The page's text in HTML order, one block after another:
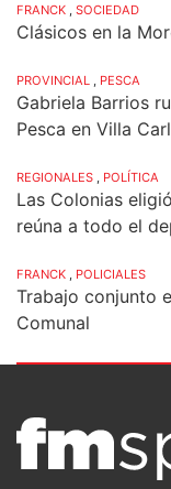
FRANCK SOCIEDAD
Clásicos en la
PROVINCIAL PESCA
Gabriela Barrios
Pesca en Villa
REGIONALES POLÍTICA
Las Colonias
reúna a todo el
FRANCK POLICIALES
Trabajo conjunto
Comunal